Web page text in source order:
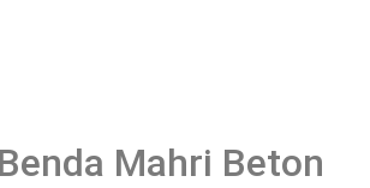
Mahri Beton